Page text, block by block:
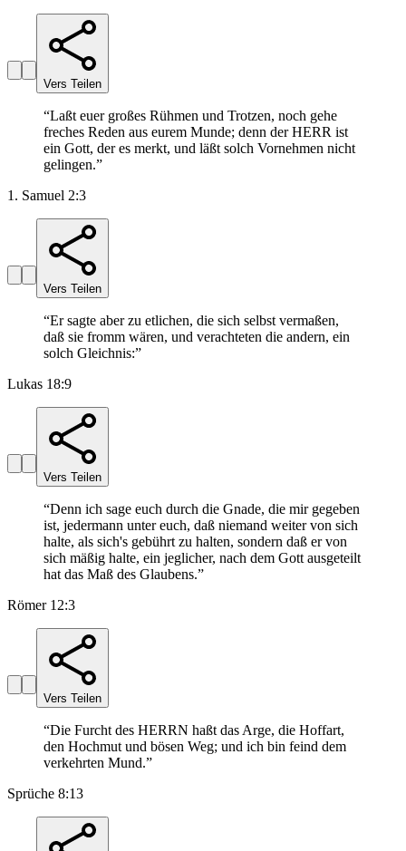
Vers Teilen
“Laßt euer großes Rühmen und Trotzen, noch gehe
freches Reden aus eurem Munde; denn der HERR ist
ein Gott, der es merkt, und läßt solch Vornehmen nicht
gelingen.”
1. Samuel 2:3
Vers Teilen
“Er sagte aber zu etlichen, die sich selbst vermaßen,
daß sie fromm wären, und verachteten die andern, ein
solch Gleichnis:”
Lukas 18:9
Vers Teilen
“Denn ich sage euch durch die Gnade, die mir gegeben
ist, jedermann unter euch, daß niemand weiter von sich
halte, als sich's gebührt zu halten, sondern daß er von
sich mäßig halte, ein jeglicher, nach dem Gott ausgeteilt
hat das Maß des Glaubens.”
Römer 12:3
Vers Teilen
“Die Furcht des HERRN haßt das Arge, die Hoffart,
den Hochmut und bösen Weg; und ich bin feind dem
verkehrten Mund.”
Sprüche 8:13